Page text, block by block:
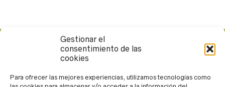
Gestionar el
consentimiento de las
cookies
Para ofrecer las mejores experiencias, utilizamos tecnologías como
Calle Rueda López, 13. 04004. Almería